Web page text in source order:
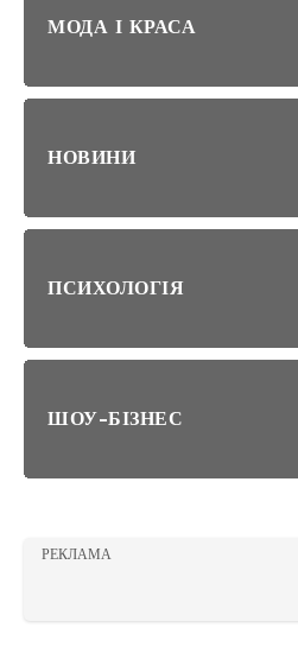
МОДА І КРАСА
НОВИНИ
ПСИХОЛОГІЯ
ШОУ-БІЗНЕС
РЕКЛАМА